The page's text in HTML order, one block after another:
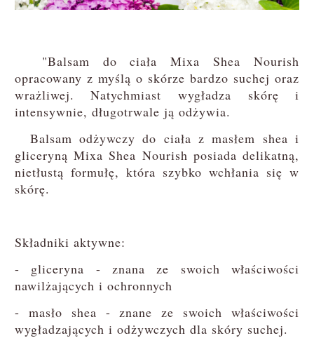
"Balsam do ciała Mixa Shea Nourish
opracowany z myślą o skórze bardzo suchej oraz
wrażliwej. Natychmiast wygładza skórę i
intensywnie, długotrwale ją odżywia.
Balsam odżywczy do ciała z masłem shea i
gliceryną Mixa Shea Nourish posiada delikatną,
nietłustą formułę, która szybko wchłania się w
skórę.
Składniki aktywne:
- gliceryna - znana ze swoich właściwości
nawilżających i ochronnych
- masło shea - znane ze swoich właściwości
wygładzających i odżywczych dla skóry suchej.